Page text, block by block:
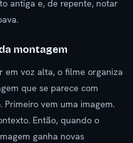
antiga e, de repente, notar
montagem
em voz alta, o filme organiza
que se parece com
Primeiro vem uma imagem.
Então, quando o
ganha novas